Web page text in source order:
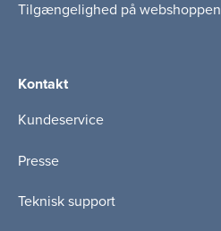
Tilgængelighed på webshoppen
Kontakt
Kundeservice
Presse
Teknisk support